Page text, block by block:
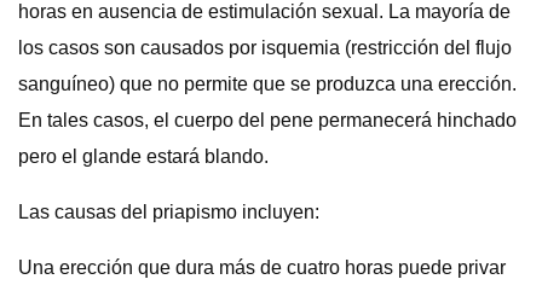
horas en ausencia de estimulación sexual. La mayoría de
los casos son causados ​​por isquemia (restricción del flujo
sanguíneo) que no permite que se produzca una erección.
En tales casos, el cuerpo del pene permanecerá hinchado
pero el glande estará blando.
Las causas del priapismo incluyen:
Una erección que dura más de cuatro horas puede privar